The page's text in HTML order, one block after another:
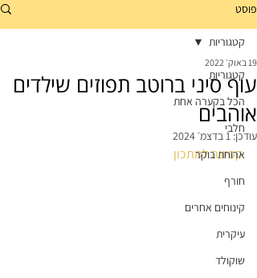
פוסט
קטגוריות
הכל בקערה אחת
חלבי
ארוחת בוקר
חורף
קינוחים אחרים
עיקרית
שוקולד
קטגוריות
עוף סיני ברוטב תפוזים שילדים
אוהבים
19 באוק׳ 2022
עודכן:1 בדצמ׳ 2024
קפיצה למתכון